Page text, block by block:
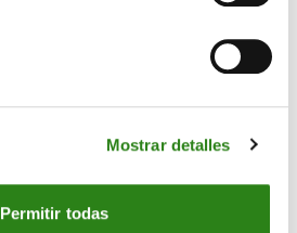
Mostrar detalles
Permitir todas